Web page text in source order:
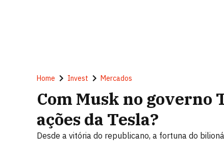
Home Invest Mercados
Com Musk no governo
ações da Tesla?
Desde a vitória do republicano, a fortuna do